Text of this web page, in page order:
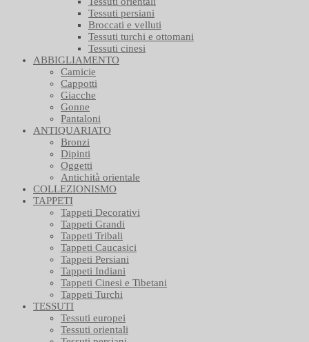
Tessuti persiani
Broccati e velluti
Tessuti turchi e ottomani
Tessuti cinesi
ABBIGLIAMENTO
Camicie
Cappotti
Giacche
Gonne
Pantaloni
ANTIQUARIATO
Bronzi
Dipinti
Oggetti
Antichità orientale
COLLEZIONISMO
TAPPETI
Tappeti Decorativi
Tappeti Grandi
Tappeti Tribali
Tappeti Caucasici
Tappeti Persiani
Tappeti Indiani
Tappeti Cinesi e Tibetani
Tappeti Turchi
TESSUTI
Tessuti europei
Tessuti orientali